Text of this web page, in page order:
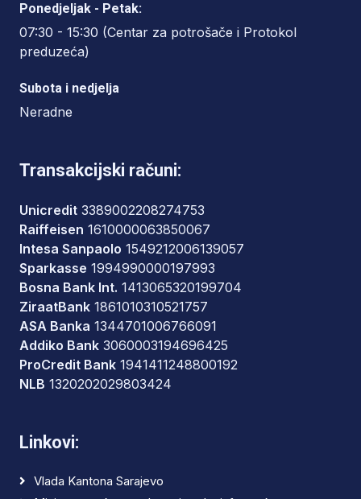
Ponedjeljak - Petak:
07:30 - 15:30 (Centar za potrošače i Protokol
preduzeća)
Subota i nedjelja
Neradne
Transakcijski računi:
Unicredit 3389002208274753
Raiffeisen 1610000063850067
Intesa Sanpaolo 1549212006139057
Sparkasse 1994990000197993
Bosna Bank Int. 1413065320199704
ZiraatBank 1861010310521757
ASA Banka 1344701006766091
Addiko Bank 3060003194696425
ProCredit Bank 1941411248800192
NLB 1320202029803424
Linkovi:
Vlada Kantona Sarajevo